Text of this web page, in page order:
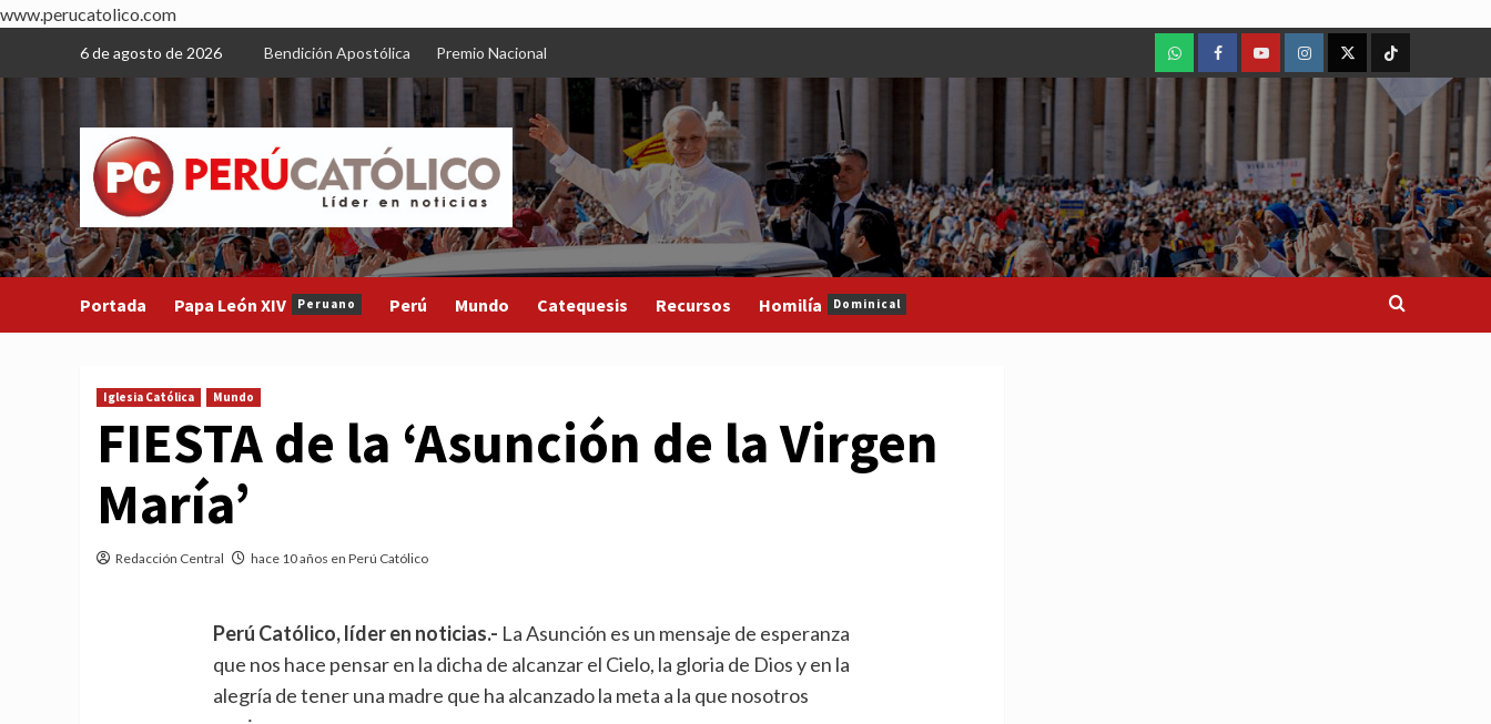
www.perucatolico.com
content
6 de agosto de 2026 Bendición Apostólica Premio Nacional
WhatsAppFacebookYoutubeInstagram
X TikTok
Portada Papa León XIV Peruano Perú Mundo Catequesis Recursos Homilía Dominical
Iglesia Católica Mundo
FIESTA de la ‘Asunción de la Virgen
María’
Redacción Central hace 10 años en Perú Católico
Perú Católico, líder en noticias.- La Asunción es un mensaje de esperanza
que nos hace pensar en la dicha de alcanzar el Cielo, la gloria de Dios y en la
alegría de tener una madre que ha alcanzado la meta a la que nosotros